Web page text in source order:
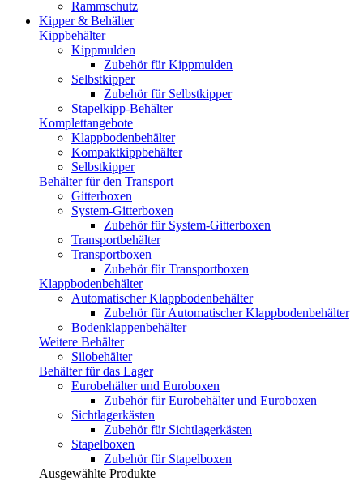
Rammschutz
Kipper & Behälter
Kippbehälter
Kippmulden
Zubehör für Kippmulden
Selbstkipper
Zubehör für Selbstkipper
Stapelkipp-Behälter
Komplettangebote
Klappbodenbehälter
Kompaktkippbehälter
Selbstkipper
Behälter für den Transport
Gitterboxen
System-Gitterboxen
Zubehör für System-Gitterboxen
Transportbehälter
Transportboxen
Zubehör für Transportboxen
Klappbodenbehälter
Automatischer Klappbodenbehälter
Zubehör für Automatischer Klappbodenbehälter
Bodenklappenbehälter
Weitere Behälter
Silobehälter
Behälter für das Lager
Eurobehälter und Euroboxen
Zubehör für Eurobehälter und Euroboxen
Sichtlagerkästen
Zubehör für Sichtlagerkästen
Stapelboxen
Zubehör für Stapelboxen
Ausgewählte Produkte